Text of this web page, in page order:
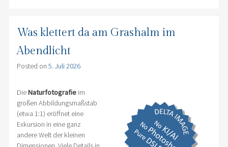
Was klettert da am Grashalm im
Abendlicht
Posted on 5. Juli 2026
DieNaturfotografieim
großen Abbildungsmaßstab
(etwa 1:1) eröffnet eine
Exkursion in eine ganz
andere Welt der kleinen